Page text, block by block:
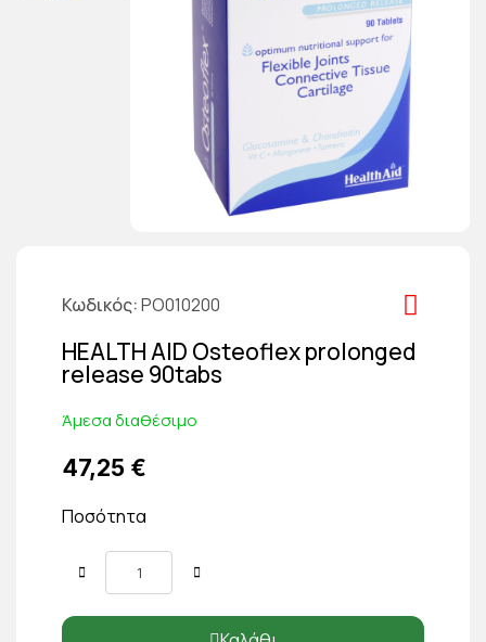
Κωδικός PO010200
HEALTH AID Osteoflex prolonged
release 90tabs
Άμεσα διαθέσιμο
47,25 €
Ποσότητα